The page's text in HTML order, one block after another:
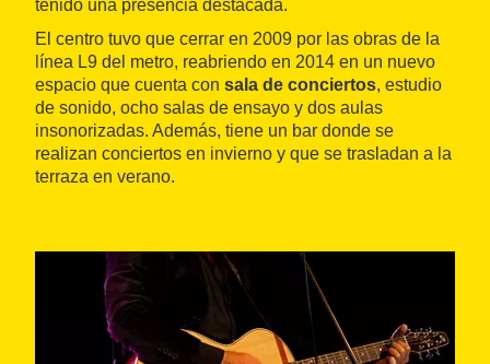
tenido una presencia destacada.
El centro tuvo que cerrar en 2009 por las obras de la
línea L9 del metro, reabriendo en 2014 en un nuevo
espacio que cuenta con sala de conciertos, estudio
de sonido, ocho salas de ensayo y dos aulas
insonorizadas. Además, tiene un bar donde se
realizan conciertos en invierno y que se trasladan a la
terraza en verano.